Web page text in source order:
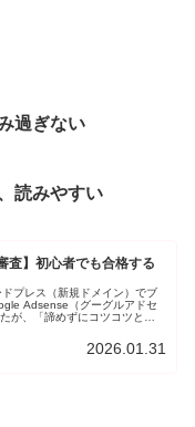
過ぎない
読みやすい
査】初心者でも合格する
プレス（新規ドメイン）でブ
Adsense（グーグルアドセ
が、「諦めずにコツコツと少
合格することができましたの
を記事にして、お役に立てれ
2026.01.31